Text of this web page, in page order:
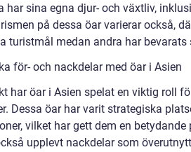
har sina egna djur- och växtliv,
på dessa öar varierar också,
turistmål medan andra har
för- och nackdelar med öar i Asien
har öar i Asien spelat en viktig roll
Dessa öar har varit strategiska
vilket har gett dem en
upplevt nackdelar som